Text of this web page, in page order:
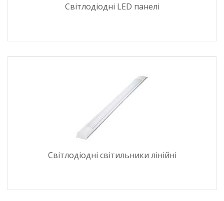
Світлодіодні LED панелі
Світлодіодні світильники лінійні